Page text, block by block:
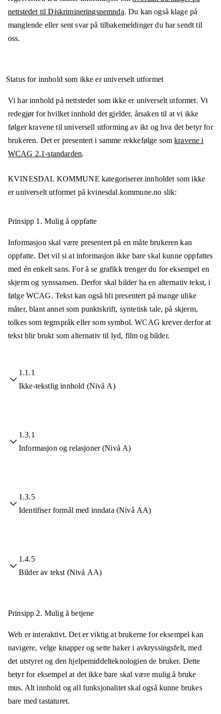
nettstedet til Diskrimineringsnemnda. Du kan også klage på
manglende eller sent svar på tilbakemeldinger du har sendt til
oss.
Status for innhold som ikke er universelt utformet
Vi har innhold på nettstedet som ikke er universelt utformet. Vi
redegjør for hvilket innhold det gjelder, årsaken til at vi ikke
følger kravene til universell utforming av ikt og hva det betyr for
brukeren. Det er presentert i samme rekkefølge somkravene i
WCAG 2.1-standarden.
KVINESDAL KOMMUNE kategoriserer innholdet som ikke
er universelt utformet påkvinesdal.kommune.no slik:
Prinsipp 1. Mulig å oppfatte
Informasjon skal være presentert på en måte brukeren kan
oppfatte. Det vil si at informasjon ikke bare skal kunne oppfattes
med én enkelt sans. For å se grafikk trenger du for eksempel en
skjerm og synssansen. Derfor skal bilder ha en alternativ tekst, i
følge WCAG. Tekst kan også bli presentert på mange ulike
måter, blant annet som punktskrift, syntetisk tale, på skjerm,
tolkes som tegnspråk eller som symbol. WCAG krever derfor at
tekst blir brukt som alternativ til lyd, film og bilder.
1.1.1
Ikke-tekstlig innhold (Nivå A)
1.3.1
Informasjon og relasjoner (Nivå A)
1.3.5
Identifiser formål med inndata (Nivå AA)
1.4.5
Bilder av tekst (Nivå AA)
Prinsipp 2. Mulig å betjene
Web er interaktivt. Det er viktig at brukerne for eksempel kan
navigere, velge knapper og sette haker i avkryssingsfelt, med
det utstyret og den hjelpemiddelteknologien de bruker. Dette
betyr for eksempel at det ikke bare skal være mulig å bruke
mus. Alt innhold og all funksjonalitet skal også kunne brukes
bare med tastaturet.